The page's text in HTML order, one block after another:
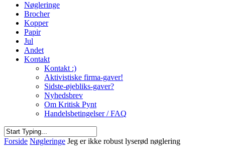
Nøgleringe
Brocher
Kopper
Papir
Jul
Andet
Kontakt
Kontakt :)
Aktivistiske firma-gaver!
Sidste-øjebliks-gaver?
Nyhedsbrev
Om Kritisk Pynt
Handelsbetingelser / FAQ
Close
Forside Nøgleringe Jeg er ikke robust lyserød nøglering